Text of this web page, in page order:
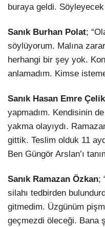
buraya geldi.
Sanık Burhan Polat;
söylüyorum. Malına
herhangi bir şey yok.
anlamadım. Kimse
Sanık Hasan Emre Çelik
yapmadım. Kendisinin
yakma olayıydı.
gittik. Teslim olduk 11
Ben Güngör Arslan’ı
Sanık Ramazan Özkan;
silahı tedbirden
gitmedim. Üzgünüm
geçmezdi öleceği. Bana